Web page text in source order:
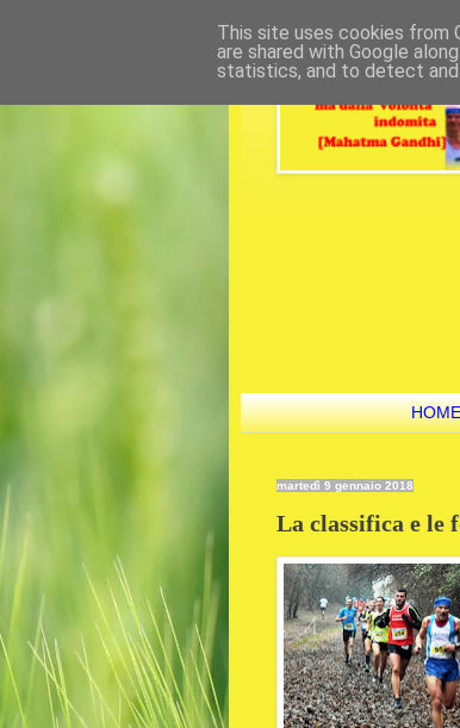
martedì 9 gennaio 2018
La classifica e le
This site uses cookies from
are shared with Google
statistics, and to detect and